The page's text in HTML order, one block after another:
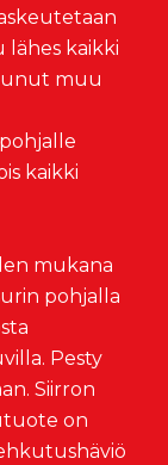
lähes kaikki
muu
kaikki
mukana
pohjalla
Pesty
Siirron
on